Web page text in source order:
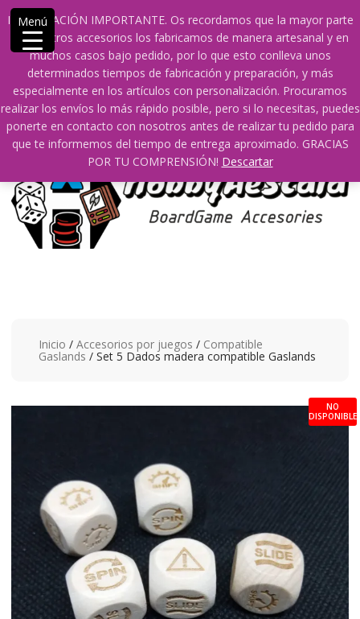
INFORMACIÓN IMPORTANTE. Os recordamos que la mayor parte
de nuestros accesorios los fabricamos de manera artesanal y en
muchos casos bajo pedido, por lo que esto conlleva unos
determinados tiempos de fabricación y preparación, y más
especialmente en los artículos con personalización. Procuramos
realizar los envíos lo más rápido posible, pero si lo necesitas, puedes
ponerte en contacto con nosotros antes de realizar tu pedido para
que te informemos del tiempo de entrega aproximado. GRACIAS
POR TU COMPRENSIÓN! Descartar
Saltar
contenido
609241475 SOLO DE 10:00 a 14:00
info@hobbyaescala.com
San Fernando de Henares
10:00 - 14:00
Mi cuenta
0 0
Inicio / Accesorios por juegos / Compatible
Gaslands / Set 5 Dados madera compatible Gaslands
NO
DISPONIBLE
Menú